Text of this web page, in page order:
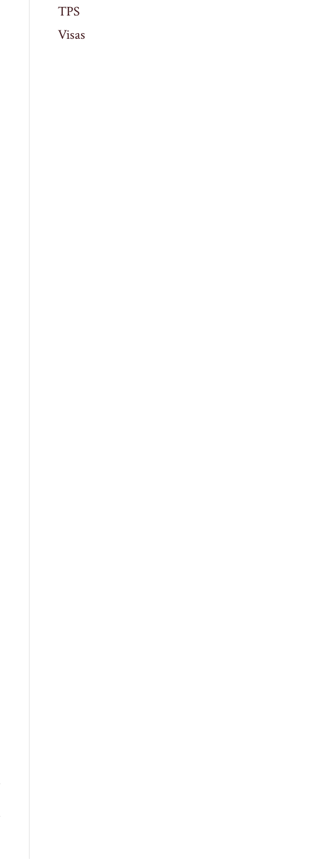
TPS
Visas